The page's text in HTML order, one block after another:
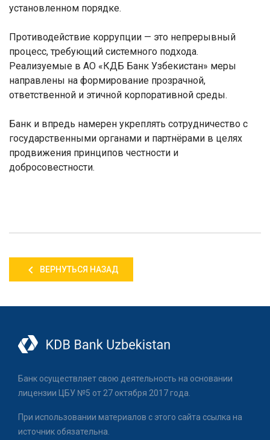
установленном порядке.
Противодействие коррупции — это непрерывный
процесс, требующий системного подхода.
Реализуемые в АО «КДБ Банк Узбекистан» меры
направлены на формирование прозрачной,
ответственной и этичной корпоративной среды.
Банк и впредь намерен укреплять сотрудничество с
государственными органами и партнёрами в целях
продвижения принципов честности и
добросовестности.
ВЕРНУТЬСЯ НАЗАД
Банк осуществляет свою деятельность на основании
лицензии ЦБУ №5 от 27 октября 2017 года.
При использовании материалов с этого сайта ссылка на
источник обязательна.